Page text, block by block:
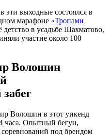
эти выходные состоялся в
марафоне «Тропами
в усадьбе Шахматово,
участие около 100
Волошин
Волошин в этот уикенд
часа. Опытный бегун,
под брендом